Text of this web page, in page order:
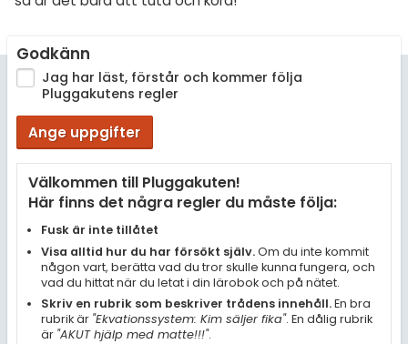
Godkänn
Jag har läst, förstår och kommer följa
Pluggakutens regler
Ange uppgifter
Välkommen till Pluggakuten!
Här finns det några regler du måste följa:
Fusk är inte tillåtet
Visa alltid hur du har försökt själv.Om du inte kommit
någon vart, berätta vad du tror skulle kunna fungera, och
vad du hittat när du letat i din lärobok och på nätet.
Skriv en rubrik som beskriver trådens innehåll.En bra
rubrik är "Ekvationssystem: Kim säljer fika". En dålig rubrik
är "AKUT hjälp med matte!!!".
Engelska
Ekonomi
Övriga diskussioner
Livehjälpen